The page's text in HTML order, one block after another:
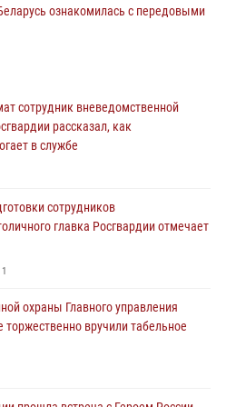
ознакомилась с передовыми
Москве заняли первое место в
ведомства по самбо и боевому
подозреваемого в нападении
(видео)
розыске (видео)
на помощь семье, у которой
сотрудник вневедомственной
рассказал, как
в службе
сотрудников
главка Росгвардии отмечает
1
охраны Главного управления
вручили табельное